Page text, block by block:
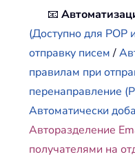
📧
(Доступно для POP
отправку писем/
правилам при
перенаправление
Автоматически
Авторазделение
получателями на